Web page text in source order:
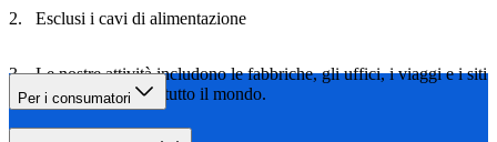
Esclusi i cavi di alimentazione
Le nostre attività includono le fabbriche, gli uffici, i viaggi e i siti
logistici Philips in tutto il mondo.
Per i consumatori